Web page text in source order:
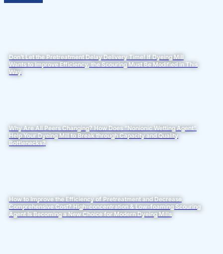
Don’t Let the Pretreatment Delay Delivery Time! If Dyeing Mill
Wants to Improve Efficiency, the Scouring Must Be Modified in This
Way
Why Are All Peers Changing? How Does “Nonionic Wetting Agent”
Help Your Dyeing Mill to Break through Capacity and Quality
Bottlenecks?
How to Improve the Efficiency of Pretreatment and Decrease
Comprehensive Cost? High-concentration & Low-foaming Scouring
Agent Is Becoming a New Choice for Modern Dyeing Mills